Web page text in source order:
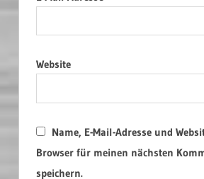
Website
Name, E-Mail-Adresse und
Browser für meinen nächsten
speichern.